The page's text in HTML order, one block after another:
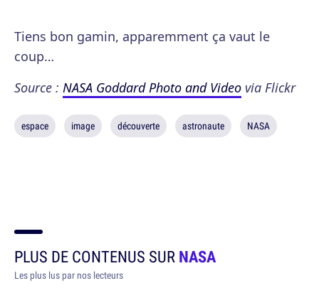
Tiens bon gamin, apparemment ça vaut le
coup…
Source : NASA Goddard Photo and Video via Flickr
espace image découverte astronaute NASA
PLUS DE CONTENUS SURNASA
Les plus lus par nos lecteurs